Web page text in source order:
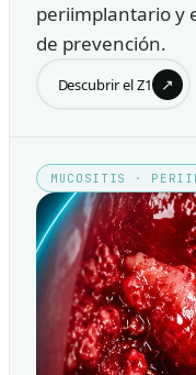
periimplantario y
de prevención.
Descubrir el Z1 ↗
MUCOSITIS ·